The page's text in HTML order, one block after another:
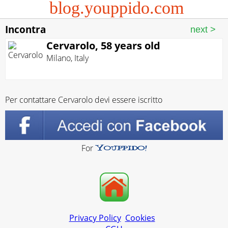
blog.youppido.com
Incontra
Cervarolo, 58 years old
Milano, Italy
Per contattare Cervarolo devi essere iscritto
For
Privacy Policy Cookies